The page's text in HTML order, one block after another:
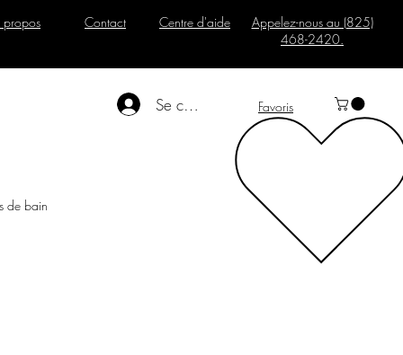
propos Contact Centre d'aide
Appelez-nous au (825)
468-2420.
Se connecter Favoris
de bain